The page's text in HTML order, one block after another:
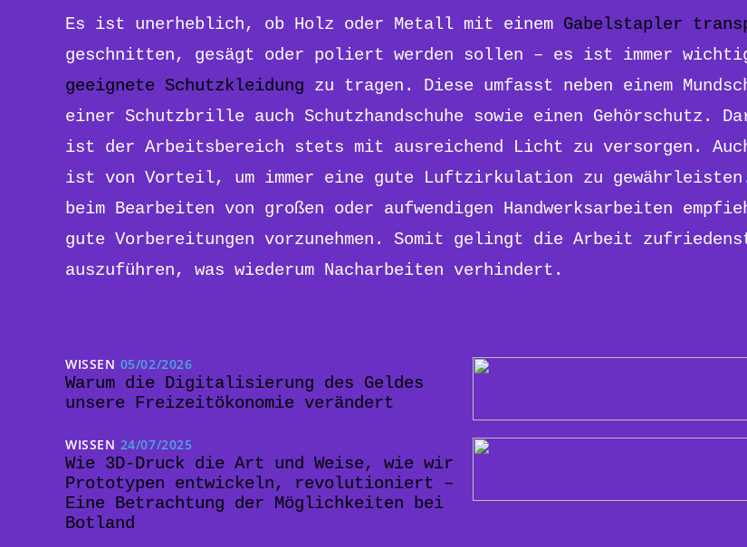
Es ist unerheblich, ob Holz oder Metall mit einem Gabelstapler
geschnitten, gesägt oder poliert werden sollen – es ist immer
geeignete Schutzkleidung zu tragen. Diese umfasst neben einem
einer Schutzbrille auch Schutzhandschuhe sowie einen Gehörschutz.
ist der Arbeitsbereich stets mit ausreichend Licht zu versorgen.
ist von Vorteil, um immer eine gute Luftzirkulation zu
beim Bearbeiten von großen oder aufwendigen Handwerksarbeiten
gute Vorbereitungen vorzunehmen. Somit gelingt die Arbeit
auszuführen, was wiederum Nacharbeiten verhindert.
WISSEN 05/02/2026
Warum die Digitalisierung des Geldes
unsere Freizeitökonomie verändert
WISSEN 24/07/2025
Wie 3D-Druck die Art und Weise, wie wir
Prototypen entwickeln, revolutioniert –
Eine Betrachtung der Möglichkeiten bei
Botland